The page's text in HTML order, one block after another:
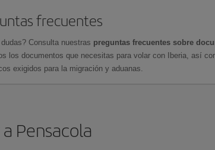
frecuentes
Consulta nuestras preguntas frecuentes sobre
los documentos que necesitas para volar con Iberia, así
exigidos para la migración y aduanas.
Pensacola